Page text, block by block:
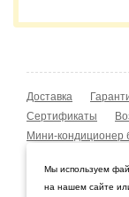
Доставка
Сертификаты
Мини-кондиционер
Мобильные
Мы используем
на нашем сайте